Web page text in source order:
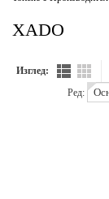
XADO
Изглед:
Ред: